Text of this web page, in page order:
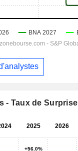
- Taux de Surprise